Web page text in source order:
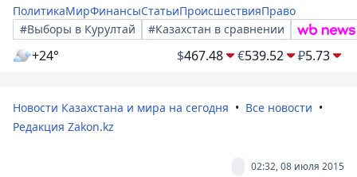
ПолитикаМирФинансыСтатьиПроисшествияПраво
#Выборы в Курултай
#Казахстан в сравнении
+24° $467.48 €539.52 ₽5.73
Новости Казахстана и мира на сегодня
Все новости
Редакция Zakon.kz
02:32, 08 июля 2015